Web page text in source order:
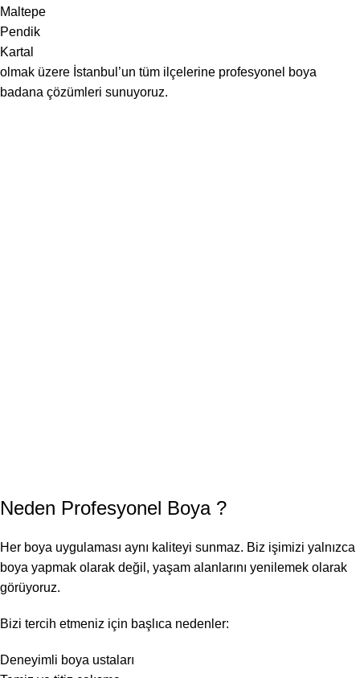
Maltepe
Pendik
Kartal
olmak üzere İstanbul’un tüm ilçelerine profesyonel boya
badana çözümleri sunuyoruz.
Neden Profesyonel Boya?
Her boya uygulaması aynı kaliteyi sunmaz. Biz işimizi yalnızca
boya yapmak olarak değil, yaşam alanlarını yenilemek olarak
görüyoruz.
Bizi tercih etmeniz için başlıca nedenler:
Deneyimli boya ustaları